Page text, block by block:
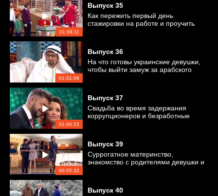
01:08:11
Выпуск 35
Как пережить первый день
стажировки на работе и проучить
01:01:09
Выпуск 36
На что готовы украинские девушки,
чтобы выйти замуж за арабского
01:00:15
Выпуск 37
Свадьба во время задержания
коррупционеров и безработные
00:55:32
Выпуск 39
Суррогатное материнство,
знакомство с родителями девушки и
Выпуск 40